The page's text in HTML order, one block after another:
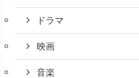
ドラマ
映画
音楽